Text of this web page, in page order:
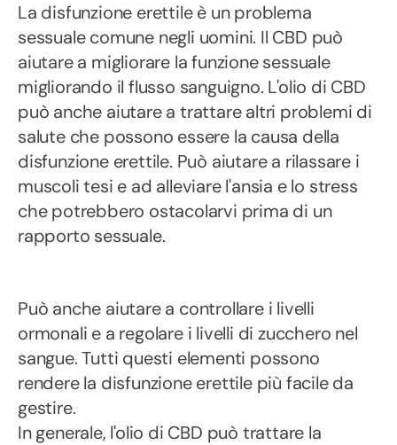
La disfunzione erettile è un problema
sessuale comune negli uomini. Il CBD può
aiutare a migliorare la funzione sessuale
migliorando il flusso sanguigno. L'olio di CBD
può anche aiutare a trattare altri problemi di
salute che possono essere la causa della
disfunzione erettile. Può aiutare a rilassare i
muscoli tesi e ad alleviare l'ansia e lo stress
che potrebbero ostacolarvi prima di un
rapporto sessuale.
Può anche aiutare a controllare i livelli
ormonali e a regolare i livelli di zucchero nel
sangue. Tutti questi elementi possono
rendere la disfunzione erettile più facile da
gestire.
In generale, l'olio di CBD può trattare la